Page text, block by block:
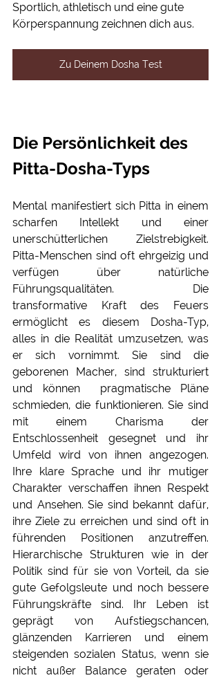
Sportlich, athletisch und eine gute
Körperspannung zeichnen dich aus.
Zu Deinem Dosha Test
Die Persönlichkeit des
Pitta-Dosha-Typs
Mental manifestiert sich Pitta in einem
scharfen Intellekt und einer
unerschütterlichen Zielstrebigkeit.
Pitta-Menschen sind oft ehrgeizig und
verfügen über natürliche
Führungsqualitäten. Die
transformative Kraft des Feuers
ermöglicht es diesem Dosha-Typ,
alles in die Realität umzusetzen, was
er sich vornimmt. Sie sind die
geborenen Macher, sind strukturiert
und können  pragmatische Pläne
schmieden, die funktionieren. Sie sind
mit einem Charisma der
Entschlossenheit gesegnet und ihr
Umfeld wird von ihnen angezogen.
Ihre klare Sprache und ihr mutiger
Charakter verschaffen ihnen Respekt
und Ansehen. Sie sind bekannt dafür,
ihre Ziele zu erreichen und sind oft in
führenden Positionen anzutreffen.
Hierarchische Strukturen wie in der
Politik sind für sie von Vorteil, da sie
gute Gefolgsleute und noch bessere
Führungskräfte sind. Ihr Leben ist
geprägt von Aufstiegschancen,
glänzenden Karrieren und einem
steigenden sozialen Status, wenn sie
nicht außer Balance geraten oder